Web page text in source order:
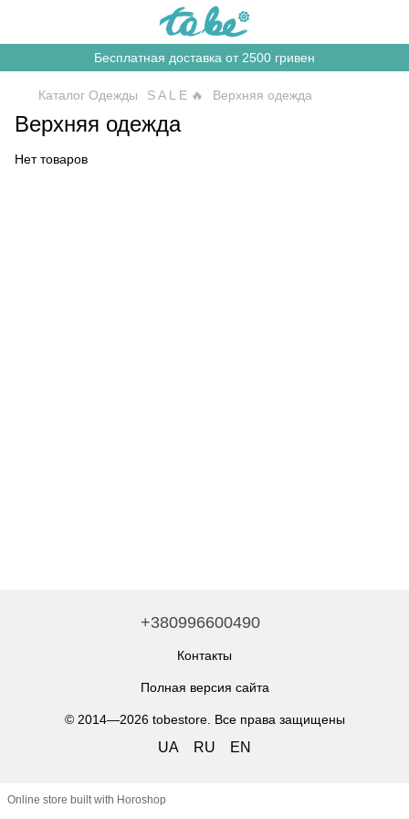
Бесплатная доставка от 2500 гривен
Каталог Одежды S A L E 🔥 Верхняя одежда
Верхняя одежда
Нет товаров
+380996600490
Контакты
Полная версия сайта
© 2014—2026 tobestore. Все права защищены
UA RU EN
Online store built with Horoshop